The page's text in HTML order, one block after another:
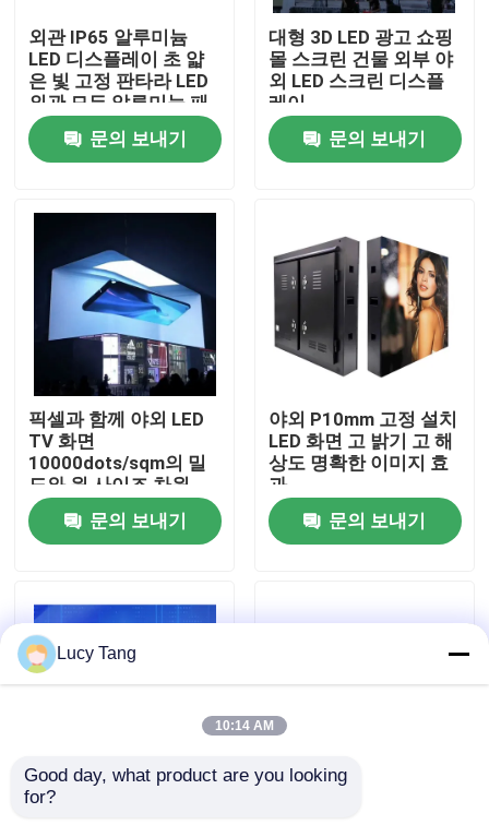
제품
비디오
VR 쇼
우리 에 관한 것
공장 투어
품질 관리
저희와 연락
외관 IP65 알루미늄
LED 디스플레이 초 얇
은 빛 고정 판타라 LED
외관 모든 알루미늄 패
널 큰 AD 디스플레이 화
면
문의 보내기
대형 3D LED 광고 쇼핑
몰 스크린 건물 외부 야
외 LED 스크린 디스플
레이
문의 보내기
픽셀과 함께 야외 LED
TV 화면
10000dots/sqm의 밀
도와 원 사이즈 차원
문의 보내기
야외 P10mm 고정 설치
LED 화면 고 밝기 고 해
상도 명확한 이미지 효
과
문의 보내기
P8 야외 광고 거대 LED
Lucy Tang
10:14 AM
Good day, what product are you looking
for?